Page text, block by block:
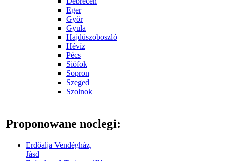
Eger
Győr
Gyula
Hajdúszoboszló
Hévíz
Pécs
Siófok
Sopron
Szeged
Szolnok
Proponowane noclegi:
Erdőalja Vendégház,
Jásd